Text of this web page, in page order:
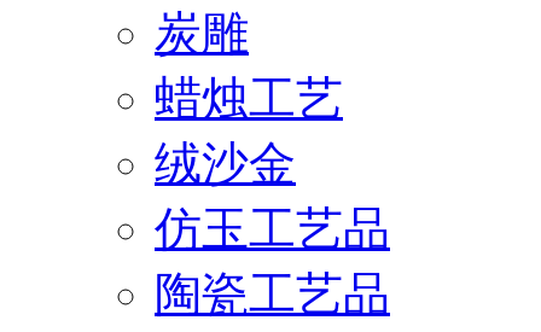
炭雕
蜡烛工艺
绒沙金
仿玉工艺品
陶瓷工艺品